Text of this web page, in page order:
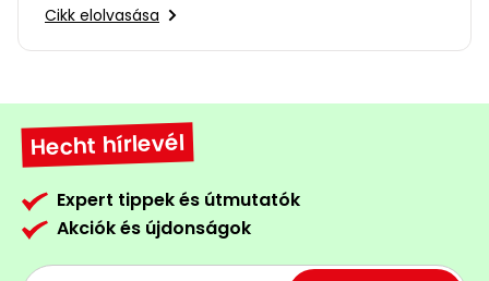
közeledve a…
Cikk elolvasása
Hecht hírlevél
Expert tippek és útmutatók
Akciók és újdonságok